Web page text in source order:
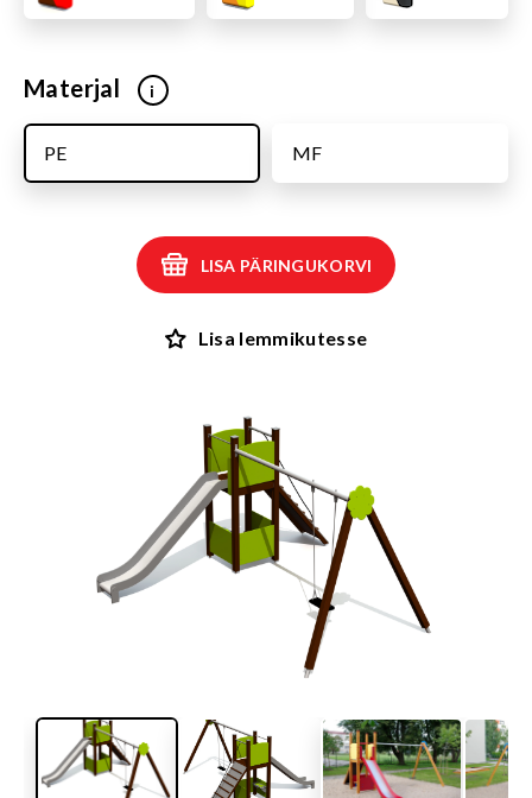
Materjal i
MF
PE
LISA PÄRINGUKORVI
Lisa lemmikutesse